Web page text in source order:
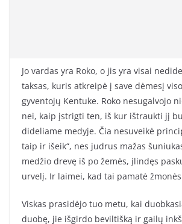
Jo vardas yra Roko, o jis yra visai
taksas, kuris atkreipė į save dėmesį
gyventojų Kentuke. Roko nesugalvojo
nei, kaip įstrigti ten, iš kur ištraukti jį
dideliame medyje. Čia nesuveikė
taip ir išeik“, nes judrus mažas
medžio drevę iš po žemės, įlindęs
urvelį. Ir laimei, kad tai pamatė
Viskas prasidėjo tuo metu, kai
duobę, jie išgirdo beviltišką ir gailų